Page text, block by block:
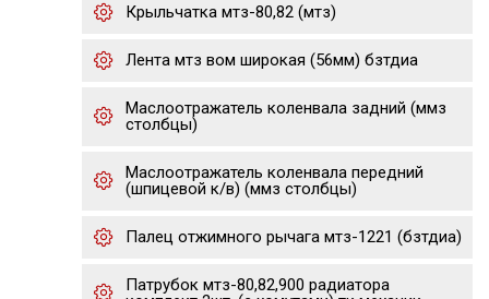
Крыльчатка мтз-80,82 (мтз)
Лента мтз вом широкая (56мм) бзтдиа
Маслоотражатель коленвала задний (ммз
столбцы)
Маслоотражатель коленвала передний
(шпицевой к/в) (ммз столбцы)
Палец отжимного рычага мтз-1221 (бзтдиа)
Патрубок мтз-80,82,900 радиатора